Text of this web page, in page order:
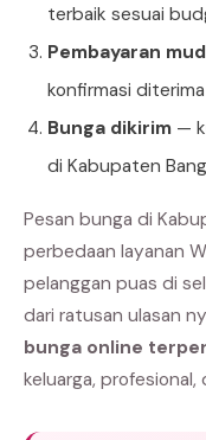
terbaik sesuai
Pembayaran
konfirmasi
Bunga dikirim —
di Kabupaten
Pesan bunga di
perbedaan layanan
pelanggan puas di
dari ratusan ulasan
bunga online
keluarga, profesional,